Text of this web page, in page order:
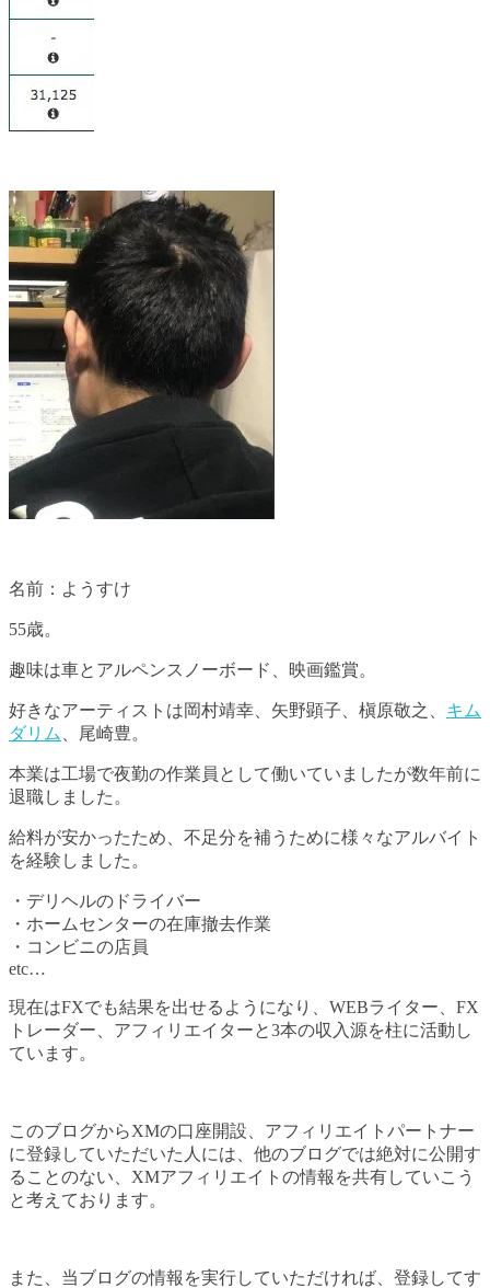
名前：ようすけ
55歳。
趣味は車とアルペンスノーボード、映画鑑賞。
好きなアーティストは岡村靖幸、矢野顕子、槇原敬之、 キム
ダリム
、尾崎豊。
本業は工場で夜勤の作業員として働いていましたが数年前に
退職しました。
給料が安かったため、不足分を補うために様々なアルバイト
を経験しました。
・デリヘルのドライバー
・ホームセンターの在庫撤去作業
・コンビニの店員
etc…
現在はFXでも結果を出せるようになり、WEBライター、FX
トレーダー、アフィリエイターと3本の収入源を柱に活動し
ています。
このブログからXMの口座開設、アフィリエイトパートナー
に登録していただいた人には、他のブログでは絶対に公開す
ることのない、XMアフィリエイトの情報を共有していこう
と考えております。
また、当ブログの情報を実行していただければ、登録してす